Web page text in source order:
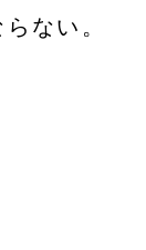
ない。